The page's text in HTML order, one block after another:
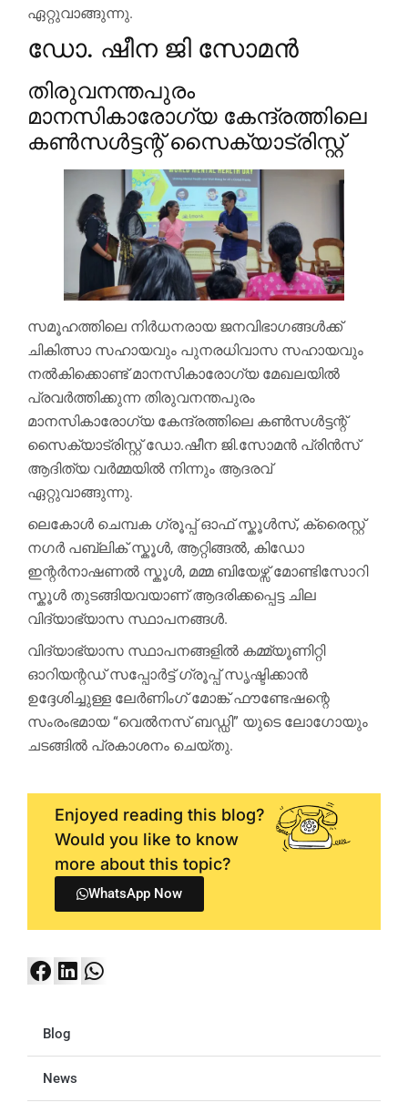
ഏറ്റുവാങ്ങുന്നു.
ഡോ. ഷീന ജി സോമൻ
തിരുവനന്തപുരം
മാനസികാരോഗ്യ കേന്ദ്രത്തിലെ
കൺസൾട്ടന്റ് സൈക്യാട്രിസ്റ്റ്
സമൂഹത്തിലെ നിർധനരായ ജനവിഭാഗങ്ങൾക്ക്
ചികിത്സാ സഹായവും പുനരധിവാസ സഹായവും
നൽകിക്കൊണ്ട് മാനസികാരോഗ്യ മേഖലയിൽ
പ്രവർത്തിക്കുന്ന തിരുവനന്തപുരം
മാനസികാരോഗ്യ കേന്ദ്രത്തിലെ കൺസൾട്ടന്റ്
സൈക്യാട്രിസ്റ്റ് ഡോ.ഷീന ജി.സോമൻ പ്രിൻസ്
ആദിത്യ വർമ്മയിൽ നിന്നും ആദരവ്
ഏറ്റുവാങ്ങുന്നു.
ലെകോൾ ചെമ്പക ഗ്രൂപ്പ് ഓഫ് സ്കൂൾസ്, ക്രൈസ്റ്റ്
നഗർ പബ്ലിക് സ്കൂൾ, ആറ്റിങ്ങൽ, കിഡോ
ഇന്റർനാഷണൽ സ്കൂൾ, മമ്മ ബിയേഴ്സ് മോണ്ടിസോറി
സ്കൂൾ തുടങ്ങിയവയാണ് ആദരിക്കപ്പെട്ട ചില
വിദ്യാഭ്യാസ സ്ഥാപനങ്ങൾ.
വിദ്യാഭ്യാസ സ്ഥാപനങ്ങളിൽ കമ്മ്യൂണിറ്റി
ഓറിയന്റഡ് സപ്പോർട്ട് ഗ്രൂപ്പ് സൃഷ്ടിക്കാൻ
ഉദ്ദേശിച്ചുള്ള ലേർണിംഗ് മോങ്ക് ഫൗണ്ടേഷന്റെ
സംരംഭമായ “വെൽനസ് ബഡ്ഡി” യുടെ ലോഗോയും
ചടങ്ങിൽ പ്രകാശനം ചെയ്തു.
Enjoyed reading this blog?
Would you like to know
more about this topic?
WhatsApp Now
Blog
News